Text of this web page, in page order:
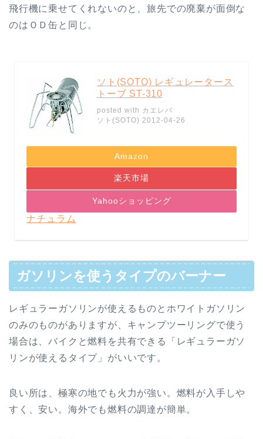
飛行機に乗せてくれないのと、旅先での廃棄が面倒な
のはＯＤ缶と同じ。
ソト(SOTO) レギュレータース
トーブ ST-310
posted with カエレバ
ソト(SOTO) 2012-04-26
Amazon
楽天市場
Yahooショッピング
ナチュラム
ガソリンを使うタイプのバーナー
レギュラーガソリンが使えるものとホワイトガソリン
のみのものがありますが、キャンプツーリングで使う
場合は、バイクと燃料を共有できる「レギュラーガソ
リンが使えるタイプ」がいいです。
良い所は、極寒の地でも火力が強い。燃料が入手しや
すく、安い。海外でも燃料の調達が簡単。